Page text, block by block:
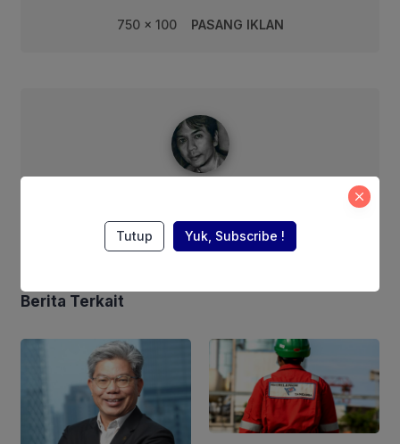
750 x 100 PASANG IKLAN
Berita Terkait
Tutup Yuk, Subscribe !